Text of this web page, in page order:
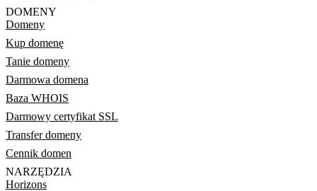
DOMENY
Domeny
Kup domenę
Tanie domeny
Darmowa domena
Baza WHOIS
Darmowy certyfikat SSL
Transfer domeny
Cennik domen
NARZĘDZIA
Horizons